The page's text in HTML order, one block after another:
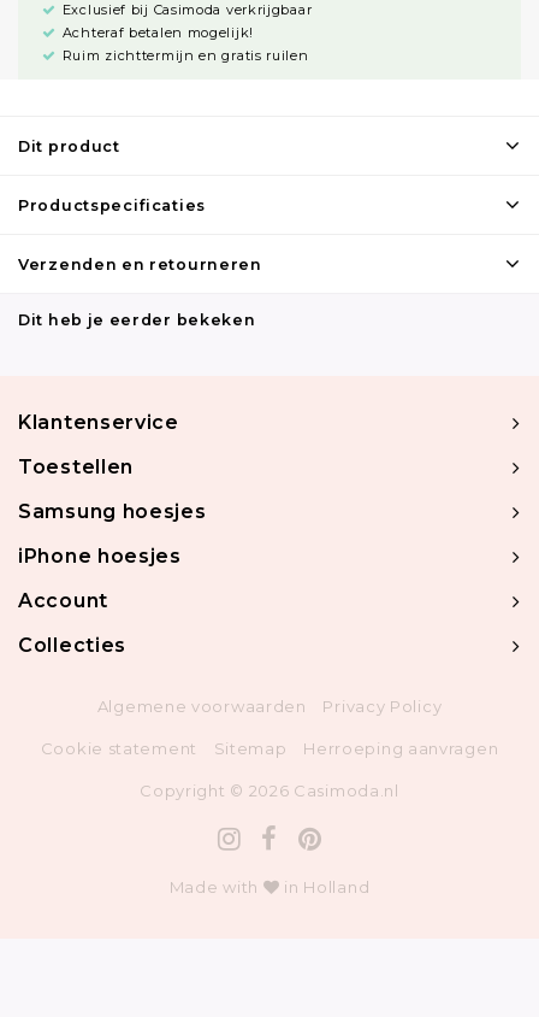
Exclusief bij Casimoda verkrijgbaar
Achteraf betalen mogelijk!
Ruim zichttermijn en gratis ruilen
Dit product
Productspecificaties
Verzenden en retourneren
Dit heb je eerder bekeken
Klantenservice
Toestellen
Samsung hoesjes
iPhone hoesjes
Account
Collecties
Algemene voorwaarden Privacy Policy
Cookie statement Sitemap Herroeping aanvragen
Copyright © 2026 Casimoda.nl
Made with in Holland